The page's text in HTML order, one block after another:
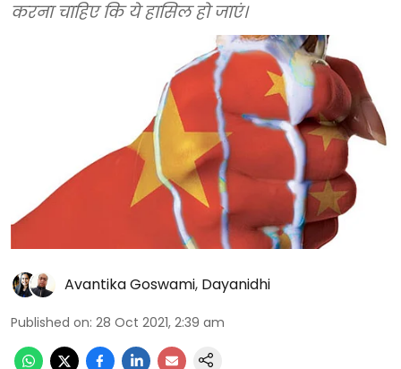
करना चाहिए कि ये हासिल हो जाएं।
Avantika Goswami, Dayanidhi
Published on: 28 Oct 2021, 2:39 am